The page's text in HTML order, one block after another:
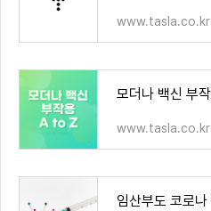
www.tasla.co.kr
www.tasla.co.kr